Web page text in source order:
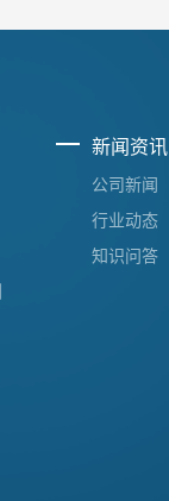
新闻资讯
公司新闻
行业动态
知识问答